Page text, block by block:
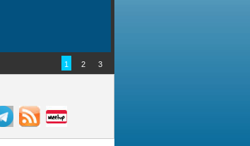
1 2 3